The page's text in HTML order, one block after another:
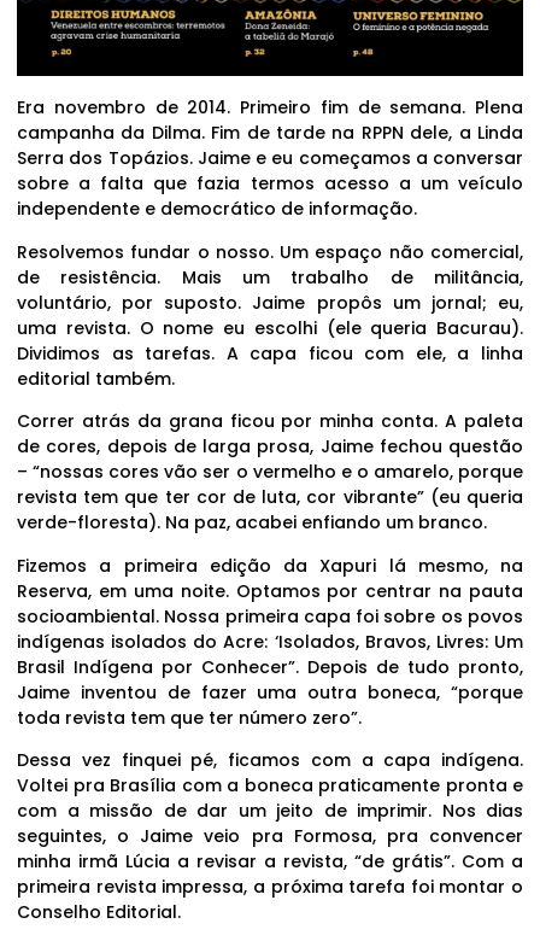
Era novembro de 2014. Primeiro fim de semana. Plena
campanha da Dilma. Fim de tarde na RPPN dele, a Linda
Serra dos Topázios. Jaime e eu começamos a conversar
sobre a falta que fazia termos acesso a um veículo
independente e democrático de informação.
Resolvemos fundar o nosso. Um espaço não comercial,
de resistência. Mais um trabalho de militância,
voluntário, por suposto. Jaime propôs um jornal; eu,
uma revista. O nome eu escolhi (ele queria Bacurau).
Dividimos as tarefas. A capa ficou com ele, a linha
editorial também.
Correr atrás da grana ficou por minha conta. A paleta
de cores, depois de larga prosa, Jaime fechou questão
– “nossas cores vão ser o vermelho e o amarelo, porque
revista tem que ter cor de luta, cor vibrante” (eu queria
verde-floresta). Na paz, acabei enfiando um branco.
Fizemos a primeira edição da Xapuri lá mesmo, na
Reserva, em uma noite. Optamos por centrar na pauta
socioambiental. Nossa primeira capa foi sobre os povos
indígenas isolados do Acre: ‘Isolados, Bravos, Livres: Um
Brasil Indígena por Conhecer”. Depois de tudo pronto,
Jaime inventou de fazer uma outra boneca, “porque
toda revista tem que ter número zero”.
Dessa vez finquei pé, ficamos com a capa indígena.
Voltei pra Brasília com a boneca praticamente pronta e
com a missão de dar um jeito de imprimir. Nos dias
seguintes, o Jaime veio pra Formosa, pra convencer
minha irmã Lúcia a revisar a revista, “de grátis”. Com a
primeira revista impressa, a próxima tarefa foi montar o
Conselho Editorial.